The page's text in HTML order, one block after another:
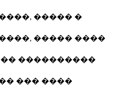
����� �
����� ����
����������
��� ����